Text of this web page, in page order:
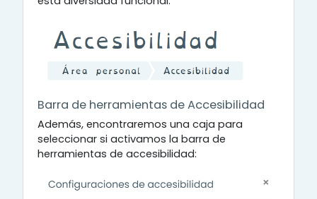
Barra de herramientas de Accesibilidad
Además, encontraremos una caja para
seleccionar si activamos la barra de
herramientas de accesibilidad: